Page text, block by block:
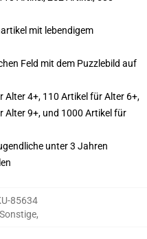
mit lebendigem
Feld mit dem Puzzlebild auf
Alter 4+, 110 Artikel für Alter 6+,
Alter 9+, und 1000 Artikel für
unter 3 Jahren
85634
Sonstige,